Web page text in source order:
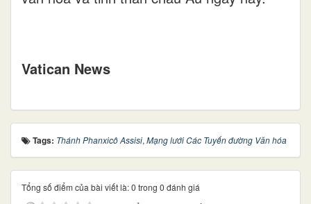
Vatican News
Tags: Thánh Phanxicô Assisi, Mạng lưới Các Tuyến đường Văn hóa
Tổng số điểm của bài viết là: 0 trong 0 đánh giá